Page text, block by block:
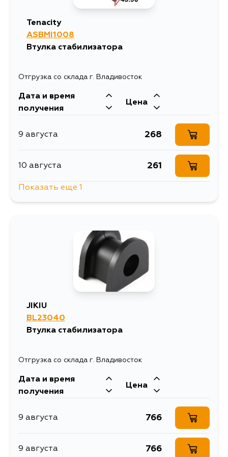
Tenacity
ASBMI1008
Втулка стабилизатора
Отгрузка со склада г. Владивосток
Дата и время
получения
Цена
9 августа 268
10 августа 261
Показать еще 1
JIKIU
BL23040
Втулка стабилизатора
Отгрузка со склада г. Владивосток
Дата и время
получения
Цена
9 августа 766
9 августа 766